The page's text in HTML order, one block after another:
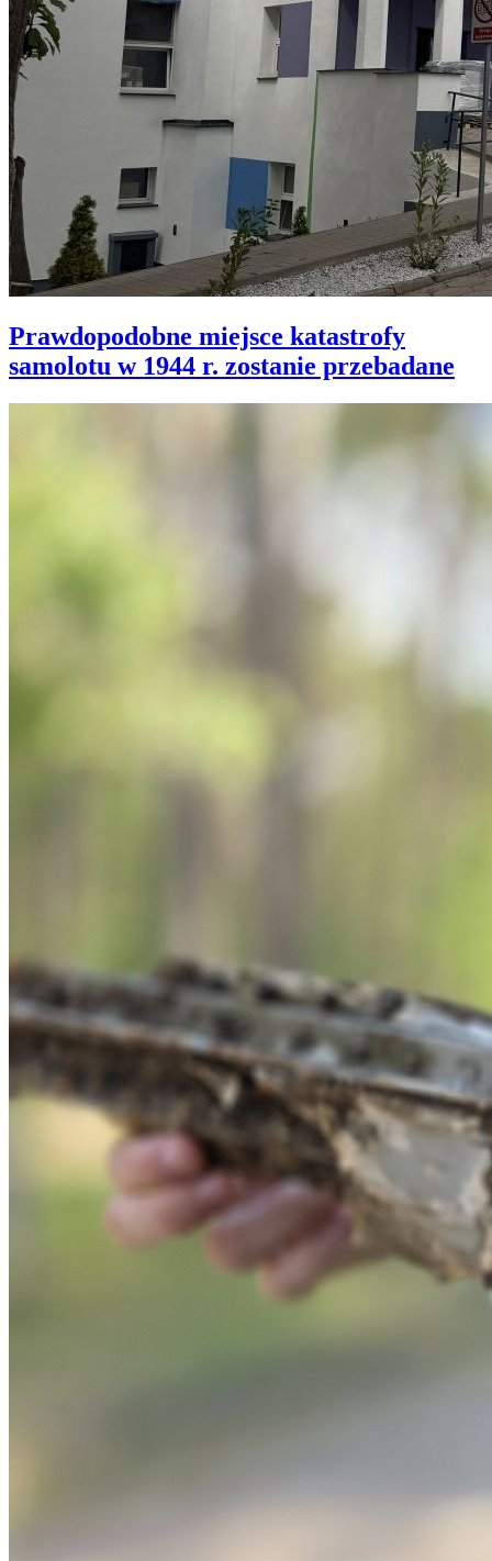
Prawdopodobne miejsce katastrofy
samolotu w 1944 r. zostanie przebadane